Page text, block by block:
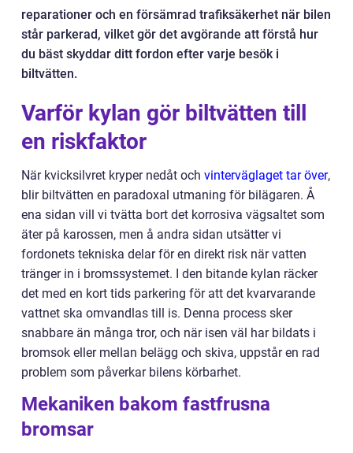
reparationer och en försämrad trafiksäkerhet när bilen
står parkerad, vilket gör det avgörande att förstå hur
du bäst skyddar ditt fordon efter varje besök i
biltvätten.
Varför kylan gör biltvätten till
en riskfaktor
När kvicksilvret kryper nedåt och vinterväglaget tar över,
blir biltvätten en paradoxal utmaning för bilägaren. Å
ena sidan vill vi tvätta bort det korrosiva vägsaltet som
äter på karossen, men å andra sidan utsätter vi
fordonets tekniska delar för en direkt risk när vatten
tränger in i bromssystemet. I den bitande kylan räcker
det med en kort tids parkering för att det kvarvarande
vattnet ska omvandlas till is. Denna process sker
snabbare än många tror, och när isen väl har bildats i
bromsok eller mellan belägg och skiva, uppstår en rad
problem som påverkar bilens körbarhet.
Mekaniken bakom fastfrusna
bromsar